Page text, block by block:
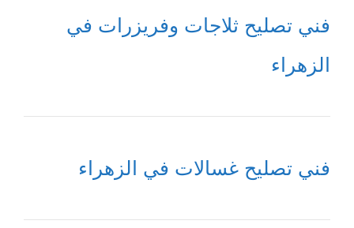
فني تصليح ثلاجات وفريزرات في
الزهراء
فني تصليح غسالات في الزهراء